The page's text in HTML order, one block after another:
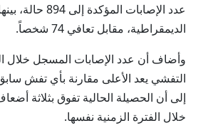
الديمقراطية، مقابل تعافي 74 شخصاً.
وأضاف أن عدد الإصابات المسجل خلال
التفشي يعد الأعلى مقارنة بأي تفش
إلى أن الحصيلة الحالية تفوق بثلاثة
خلال الفترة الزمنية نفسها.